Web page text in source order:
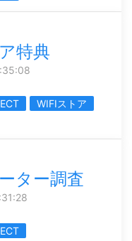
特典
WIFIストア
ター調査